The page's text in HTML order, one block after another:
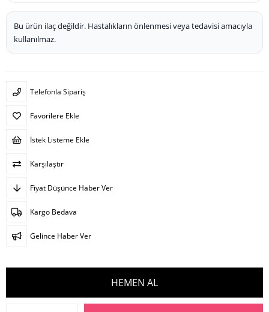
Bu ürün ilaç değildir. Hastalıkların önlenmesi veya tedavisi amacıyla
kullanılmaz.
Telefonla Sipariş
Favorilere Ekle
İstek Listeme Ekle
Karşılaştır
Fiyat Düşünce Haber Ver
Kargo Bedava
Gelince Haber Ver